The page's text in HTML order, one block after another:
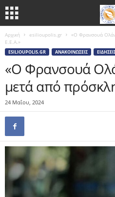
Αρχική esilioupolis.gr
«Ο Φρανσουά
Ε.Ε.Α.»
ESILIOUPOLIS.GR ΑΝΑΚΟΙΝΏΣΕΙΣ
«Ο Φρανσουά
μετά από
24 Μαΐου, 2024